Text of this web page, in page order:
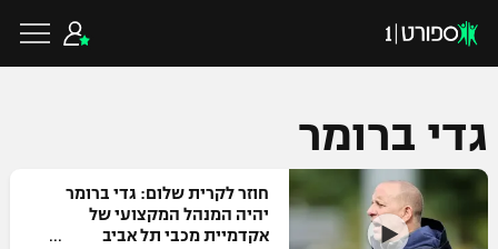
כדורגל ישראלי
גדי ברומר
חוזר לקרית שלום: גדי ברומר
יהיה המנהל המקצועי של
אקדמיית מכבי תל אביב